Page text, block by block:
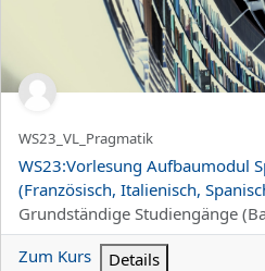
Kurzer Kursname
WS23_VL_Pragmatik
Kursname
WS23:Vorlesung Aufbaumodul
(Französisch, Italienisch,
Kursbereich
Grundständige Studiengänge
Zum Kurs
Details